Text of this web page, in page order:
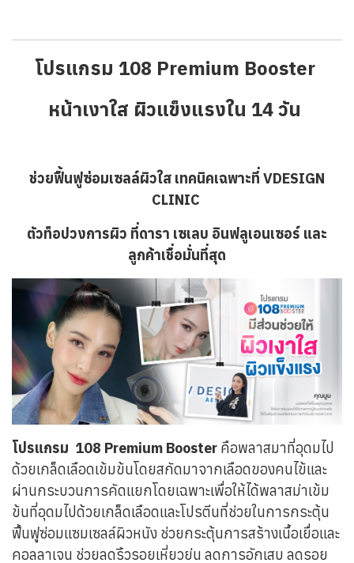
โปรแกรม 108 Premium Booster
หน้าเงาใส ผิวแข็งแรงใน 14 วัน
ช่วยฟื้นฟูซ่อมเซลล์ผิวใส เทคนิคเฉพาะที่ VDESIGN
CLINIC
ตัวท็อปวงการผิว ที่ดารา เซเลบ อินฟลูเอนเซอร์ และ
ลูกค้าเชื่อมั่นที่สุด
โปรแกรม 108 Premium Booster คือพลาสมาที่อุดมไป
ด้วยเกล็ดเลือดเข้มข้นโดยสกัดมาจากเลือดของคนไข้และ
ผ่านกระบวนการคัดแยกโดยเฉพาะเพื่อให้ได้พลาสม่าเข้ม
ข้นที่อุดมไปด้วยเกล็ดเลือดและโปรตีนที่ช่วยในการกระตุ้น
ฟื้นฟูซ่อมแซมเซลล์ผิวหนัง ช่วยกระตุ้นการสร้างเนื้อเยื่อและ
คอลลาเจน ช่วยลดริ้วรอยเหี่ยวย่น ลดการอักเสบ ลดรอย